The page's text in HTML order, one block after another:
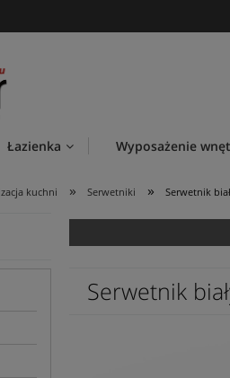
Łazienka Wyposażenie
kuchni » Serwetniki » Serwetnik
Serwetnik